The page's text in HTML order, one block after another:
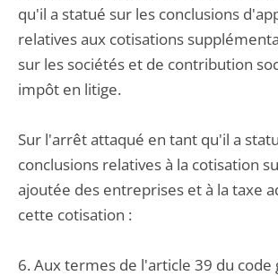
qu'il a statué sur les conclusions
relatives aux cotisations
sur les sociétés et de contribution
impôt en litige.
Sur l'arrêt attaqué en tant qu'il a
conclusions relatives à la cotisation
ajoutée des entreprises et à la taxe
cette cotisation :
6. Aux termes de l'article 39 du code